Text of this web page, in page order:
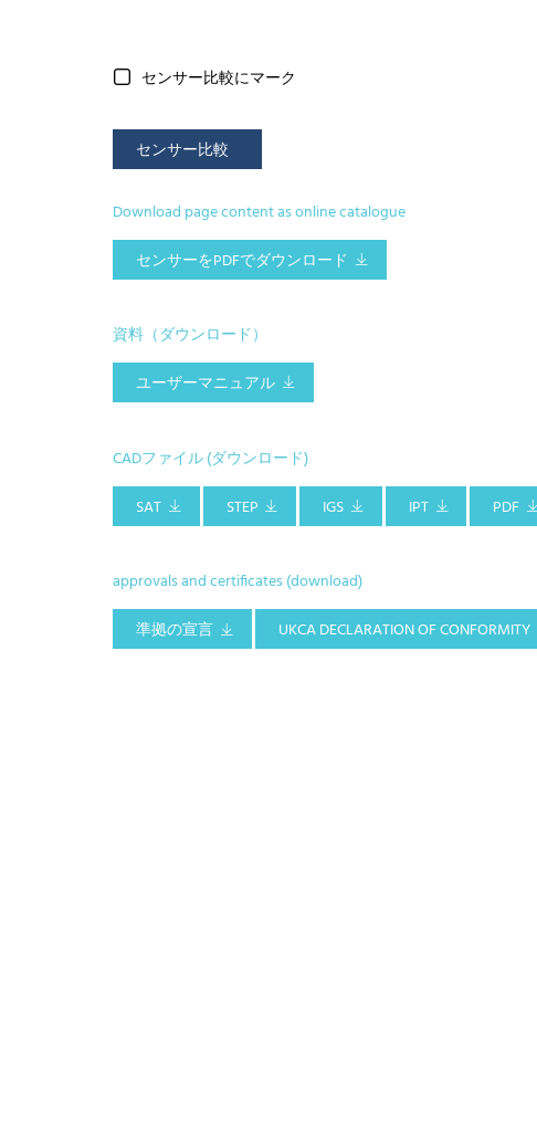
センサー比較にマーク
センサー比較
Download page content as online catalogue
センサーをPDFでダウンロード
資料（ダウンロード）
ユーザーマニュアル
CADファイル (ダウンロード)
SAT
STEP IGS IPT PDF
approvals and certificates (download)
準拠の宣言
UKCA DECLARATION OF CONFORMITY